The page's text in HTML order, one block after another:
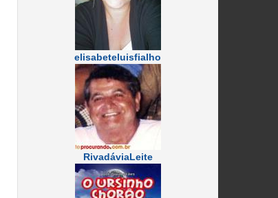
elisabeteluisfialho
RivadáviaLeite